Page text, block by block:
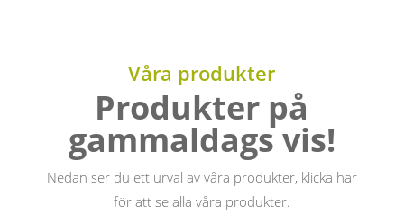
Våra produkter
Produkter på
gammaldags vis!
Nedan ser du ett urval av våra produkter, klicka här
för att se alla våra produkter.